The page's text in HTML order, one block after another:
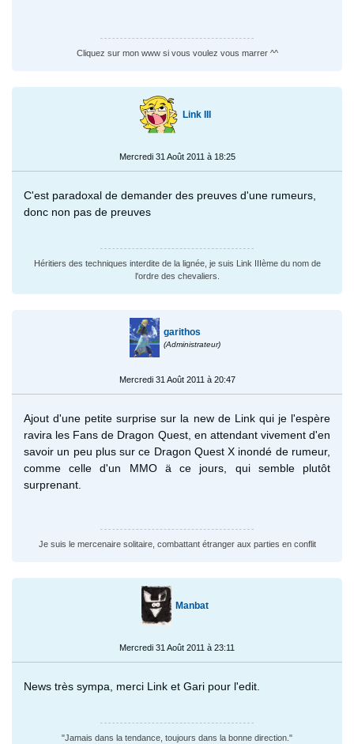
Cliquez sur mon www si vous voulez vous marrer ^^
Link III
Mercredi 31 Août 2011 à 18:25
C'est paradoxal de demander des preuves d'une rumeurs,
donc non pas de preuves
Héritiers des techniques interdite de la lignée, je suis Link IIIème du nom de
l'ordre des chevaliers.
garithos
(Administrateur)
Mercredi 31 Août 2011 à 20:47
Ajout d'une petite surprise sur la new de Link qui je l'espère
ravira les Fans de Dragon Quest, en attendant vivement d'en
savoir un peu plus sur ce Dragon Quest X inondé de rumeur,
comme celle d'un MMO ä ce jours, qui semble plutôt
surprenant.
Je suis le mercenaire solitaire, combattant étranger aux parties en conflit
Manbat
Mercredi 31 Août 2011 à 23:11
News très sympa, merci Link et Gari pour l'edit.
"Jamais dans la tendance, toujours dans la bonne direction."